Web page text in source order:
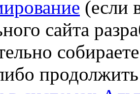
(если
сайта